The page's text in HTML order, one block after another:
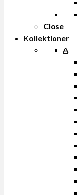
Close
Kollektioner
A